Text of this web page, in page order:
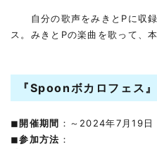
自分の歌声をみきとPに収録
ス。みきとPの楽曲を歌って、
『Spoonボカロフェス
◼︎開催期間 ：～2024年7月19日
◼︎参加方法 ：